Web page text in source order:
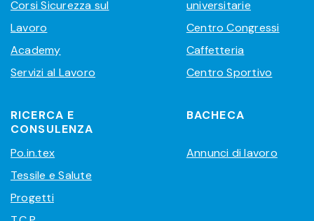
Corsi Sicurezza sul
Lavoro
Academy
Servizi al Lavoro
universitarie
Centro Congressi
Caffetteria
Centro Sportivo
RICERCA E
CONSULENZA
Po.in.tex
Tessile e Salute
Progetti
BACHECA
Annunci di lavoro